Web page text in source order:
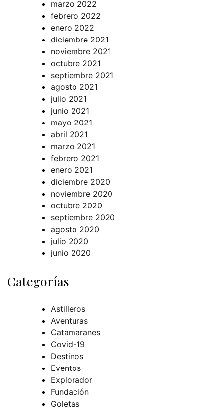
marzo 2022
febrero 2022
enero 2022
diciembre 2021
noviembre 2021
octubre 2021
septiembre 2021
agosto 2021
julio 2021
junio 2021
mayo 2021
abril 2021
marzo 2021
febrero 2021
enero 2021
diciembre 2020
noviembre 2020
octubre 2020
septiembre 2020
agosto 2020
julio 2020
junio 2020
Categorías
Astilleros
Aventuras
Catamaranes
Covid-19
Destinos
Eventos
Explorador
Fundación
Goletas